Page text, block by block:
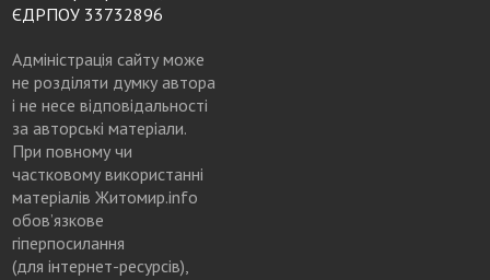
ЄДРПОУ 33732896
Адміністрація сайту може
не розділяти думку автора
і не несе відповідальності
за авторські матеріали.
При повному чи
частковому використанні
матеріалів Житомир.info
обов’язкове
гіперпосилання
(для інтернет-ресурсів),